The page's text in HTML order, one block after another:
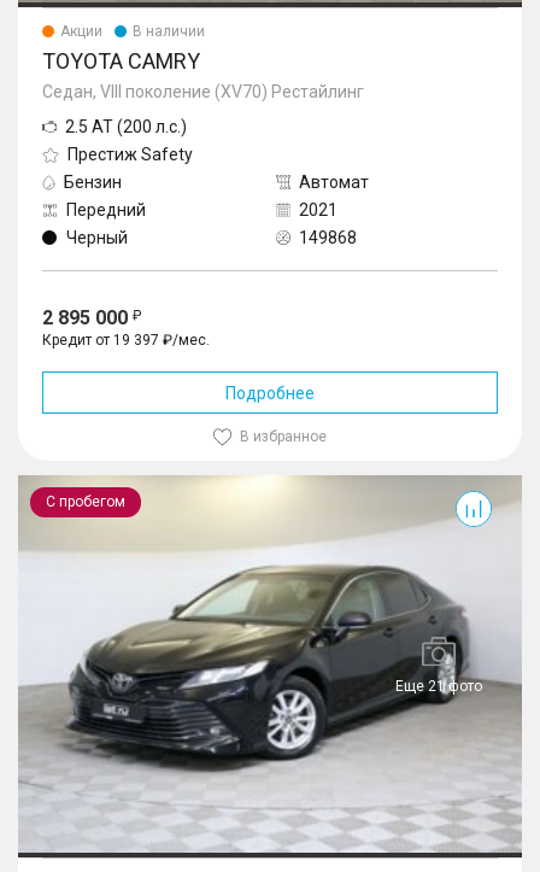
Акции В наличии
TOYOTA CAMRY
Седан, VIII поколение (XV70) Рестайлинг
2.5 AT (200 л.с.)
Престиж Safety
Бензин
Автомат
Передний
2021
Черный
149868
2 895 000
Кредит от 19 397 ₽/мес.
Подробнее
В избранное
С пробегом
Еще 21 фото
Camry